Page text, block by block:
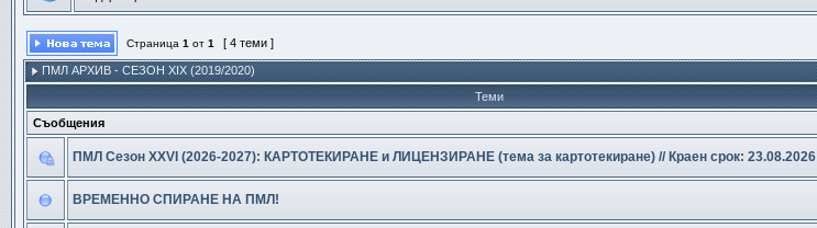
Страница 1 от 1 [ 4 теми ]
ПМЛ АРХИВ - СЕЗОН XIX (2019/2020)
Теми
Съобщения
ПМЛ Сезон XXVI (2026-2027): КАРТОТЕКИРАНЕ и ЛИЦЕНЗИРАНЕ (тема за картотекиране) // Краен срок: 23.08.2026
ВРЕМЕННО СПИРАНЕ НА ПМЛ!